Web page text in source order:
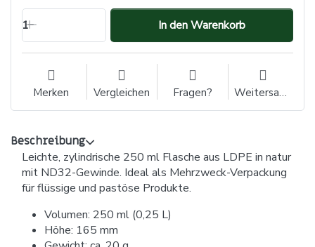
1 In den Warenkorb
Merken Vergleichen Fragen? Weitersagen
Beschreibung
Leichte, zylindrische 250 ml Flasche aus LDPE in natur
mit ND32-Gewinde. Ideal als Mehrzweck-Verpackung
für flüssige und pastöse Produkte.
Volumen: 250 ml (0,25 L)
Höhe: 165 mm